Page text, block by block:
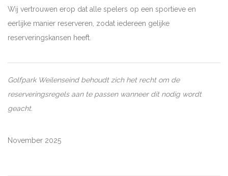
Wij vertrouwen erop dat alle spelers op een sportieve en
eerlijke manier reserveren, zodat iedereen gelijke
reserveringskansen heeft.
Golfpark Weilenseind behoudt zich het recht om de
reserveringsregels aan te passen wanneer dit nodig wordt
geacht.
November 2025